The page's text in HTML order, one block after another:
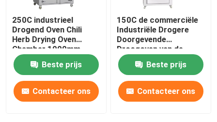
250C industrieel
Drogend Oven Chili
Herb Drying Oven
Chamber 1000mm
Beste prijs
Contacteer ons
150C de commerciële
Industriële Drogere
Doorgevende
Droogoven van de
Oven5kw Hete Lucht
Beste prijs
Contacteer ons